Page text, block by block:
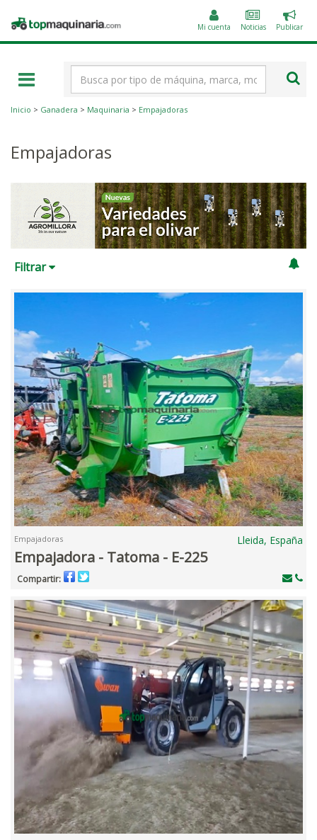
Topmaquinaria.com Mi cuenta Noticias
un
Publicar
Inicio > Ganadera > Maquinaria > Empajadoras
Empajadoras
Filtrar
Empajadoras Lleida, España
Empajadora - Tatoma - E-225
Compartir: